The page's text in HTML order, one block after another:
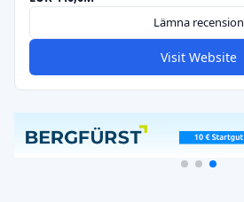
Lämna recension
Visit Website